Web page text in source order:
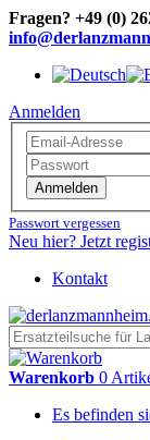
Fragen? +49 (0)
Anmelden
Anmelden
Passwort vergessen
Neu hier? Jetzt
Kontakt
Warenkorb 0
Es befinden